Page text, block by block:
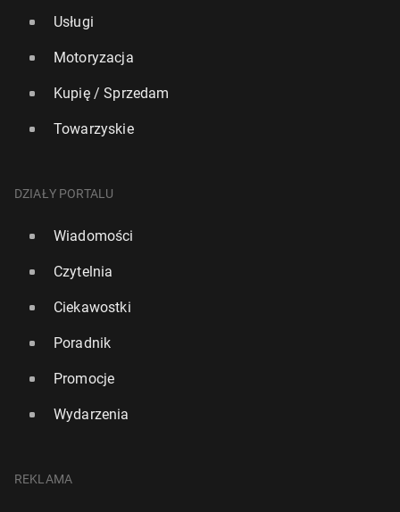
Usługi
Motoryzacja
Kupię / Sprzedam
Towarzyskie
DZIAŁY PORTALU
Wiadomości
Czytelnia
Ciekawostki
Poradnik
Promocje
Wydarzenia
REKLAMA